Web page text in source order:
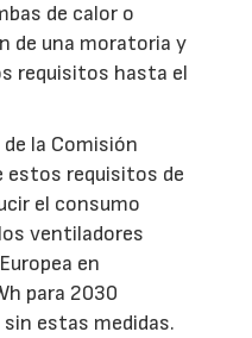
de calor o
de una moratoria y
requisitos hasta el
la Comisión
estos requisitos de
el consumo
ventiladores
en
para 2030
estas medidas.